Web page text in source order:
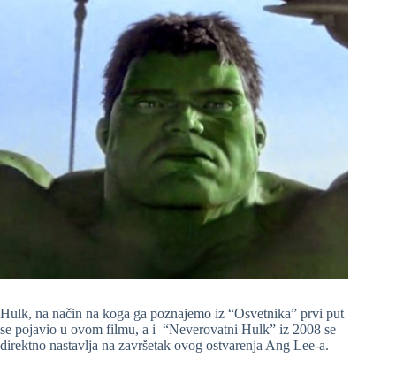
Hulk, na način na koga ga poznajemo iz “Osvetnika” prvi put
se pojavio u ovom filmu, a i “Neverovatni Hulk” iz 2008 se
direktno nastavlja na završetak ovog ostvarenja Ang Lee-a.